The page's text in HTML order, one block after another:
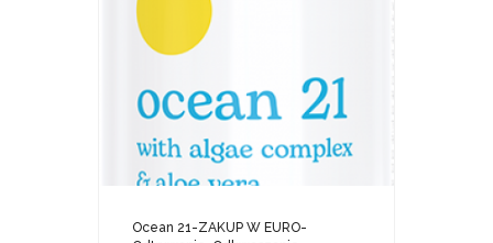
Ocean 21-ZAKUP W EURO-